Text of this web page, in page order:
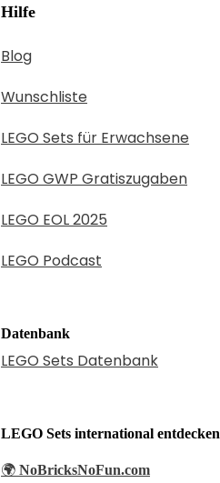
Hilfe
Blog
Wunschliste
LEGO Sets für Erwachsene
LEGO GWP Gratiszugaben
LEGO EOL 2025
LEGO Podcast
Datenbank
LEGO Sets Datenbank
LEGO Sets international entdecken
🌍 NoBricksNoFun.com